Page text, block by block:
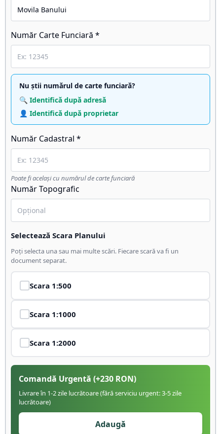
Număr Carte Funciară *
Nu știi numărul de carte funciară?
🔍 Identifică după adresă
👤 Identifică după proprietar
Număr Cadastral *
Poate fi același cu numărul de carte funciară
Număr Topografic
Selectează Scara Planului
Poți selecta una sau mai multe scări. Fiecare scară va fi un
document separat.
Scara 1:500
Scara 1:1000
Scara 1:2000
Comandă Urgentă (+230 RON)
Livrare în 1-2 zile lucrătoare (fără serviciu urgent: 3-5 zile
lucrătoare)
Adaugă